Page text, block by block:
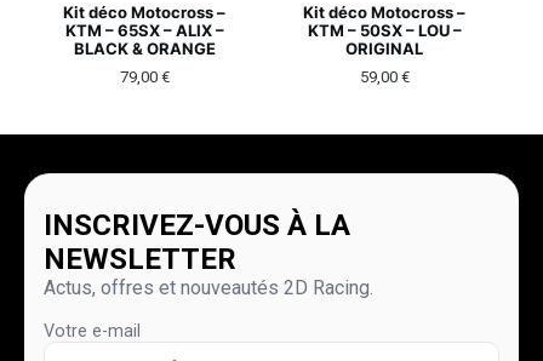
Kit déco Motocross –
KTM – 65SX – ALIX –
BLACK & ORANGE
79,00 €
Kit déco Motocross –
KTM – 50SX – LOU –
ORIGINAL
59,00 €
INSCRIVEZ-VOUS À LA
NEWSLETTER
Actus, offres et nouveautés 2D Racing.
Votre e-mail